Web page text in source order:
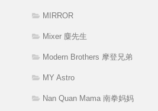
MIRROR
Mixer 麋先生
Modern Brothers 摩登兄弟
MY Astro
Nan Quan Mama 南拳妈妈